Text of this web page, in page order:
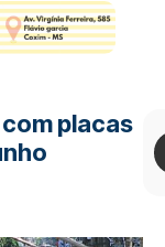
placas